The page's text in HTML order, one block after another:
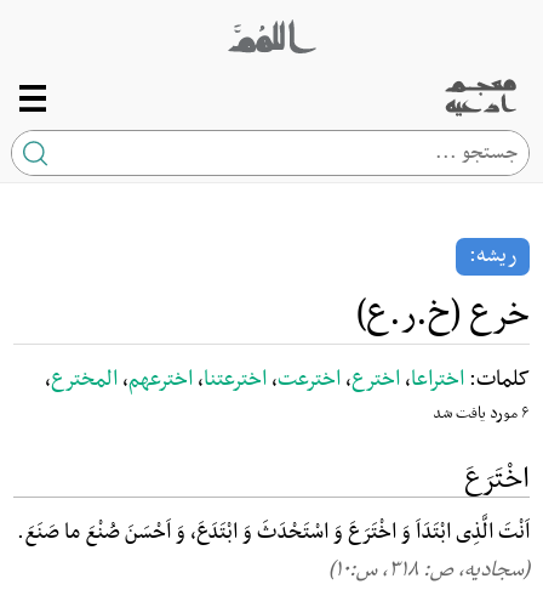
ریشه:
خرع (خ.ر.ع)
کلمات:اختراعا،اخترع،اخترعت،اخترعتنا،اخترعهم،المخترع،
۶ مورد یافت شد
اخْتَرَعَ
اَنْتَ الَّذِی ابْتَدَاَ وَ اخْتَرَعَ وَ اسْتَحْدَثَ وَ ابْتَدَعَ، وَ اَحْسَنَ صُنْعَ ما صَنَعَ.
(سجادیه، ص: ۳۱۸, س:۱۰)